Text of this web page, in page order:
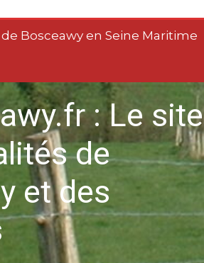
Bosceawy en Seine Maritime
: Le site
de
et des